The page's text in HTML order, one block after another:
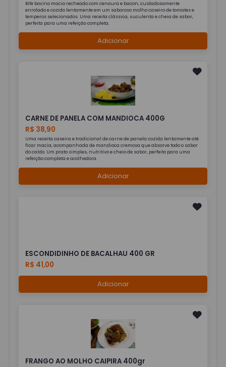
Bife bovino macio recheado com cenoura e bacon, cuidadosamente
enrolado e cozido lentamente em um saboroso molho caseiro de tomates e
temperos selecionados. Uma receita clássica, suculenta e cheia de sabor,
perfeita para uma refeição completa.
Adicionar
CARNE DE PANELA COM MANDIOCA 400G
R$ 38,90
Uma receita caseira e tradicional de carne de panela cozida lentamente até
ficar macia, acompanhada de mandioca cremosa que absorve todo o sabor
do caldo. Um prato simples, nutritivo e cheio de sabor, perfeito para uma
refeição completa e acolhedora.
Adicionar
ESCONDIDINHO DE BACALHAU 400 GR
R$ 41,00
Adicionar
FRANGO AO MOLHO CAIPIRA 400gr